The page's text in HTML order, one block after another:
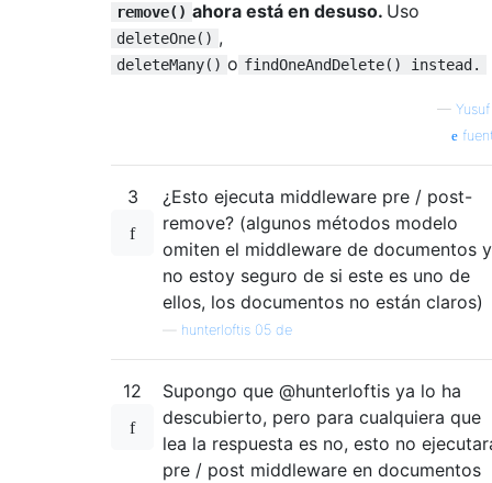
remove() ahora está en desuso. Uso
deleteOne() ,
deleteMany() o findOneAndDelete() instead.
— Yusuf
3
¿Esto ejecuta middleware pre / post-
remove? (algunos métodos modelo
omiten el middleware de documentos y
no estoy seguro de si este es uno de
ellos, los documentos no están claros)
hunterloftis 05 de
12
Supongo que @hunterloftis ya lo ha
descubierto, pero para cualquiera que
lea la respuesta es no, esto no
pre / post middleware en documentos